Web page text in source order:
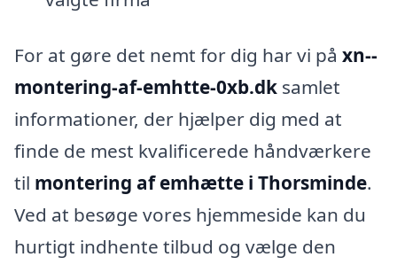
For at gøre det nemt for dig har vi på xn--
montering-af-emhtte-0xb.dk samlet
informationer, der hjælper dig med at
finde de mest kvalificerede håndværkere
til montering af emhætte i Thorsminde.
Ved at besøge vores hjemmeside kan du
hurtigt indhente tilbud og vælge den